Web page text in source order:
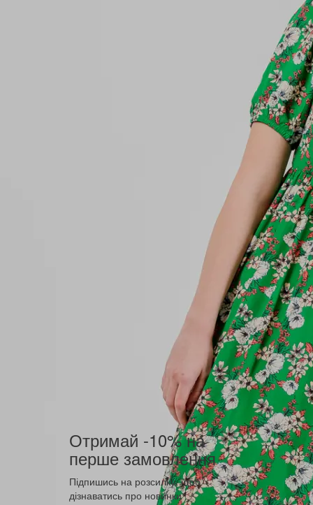
Отримай -10% на
перше замовлення
Підпишись на розсилку, щоб
дізнаватись про новинки